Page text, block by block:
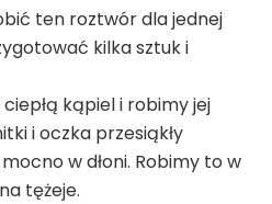
ten roztwór dla jednej
kilka sztuk i
kąpiel i robimy jej
i oczka przesiąkły
w dłoni. Robimy to w
tężeje.